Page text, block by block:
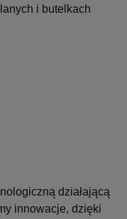
i butelkach
działającą
innowacje, dzięki